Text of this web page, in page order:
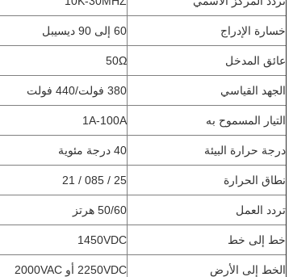
خسارة الإدراج 60 إلى 90 ديسيبل
عائق المدخل 50Ω
الجهد القياسي 380 فولت/440 فولت
التيار المسموح به 1A-100A
درجة حرارة البيئة 40 درجة مئوية
نطاق الحرارة 25 / 085 / 21
تردد العمل 50/60 هرتز
خط إلى خط 1450VDC
الخط إلى الأرض 2250VDC أو 2000VAC